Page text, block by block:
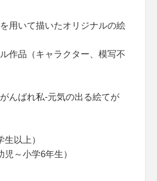
用いて描いたオリジナルの絵
作品（キャラクター、模写不
んばれ私-元気の出る絵てが
生以上）
児～小学6年生）